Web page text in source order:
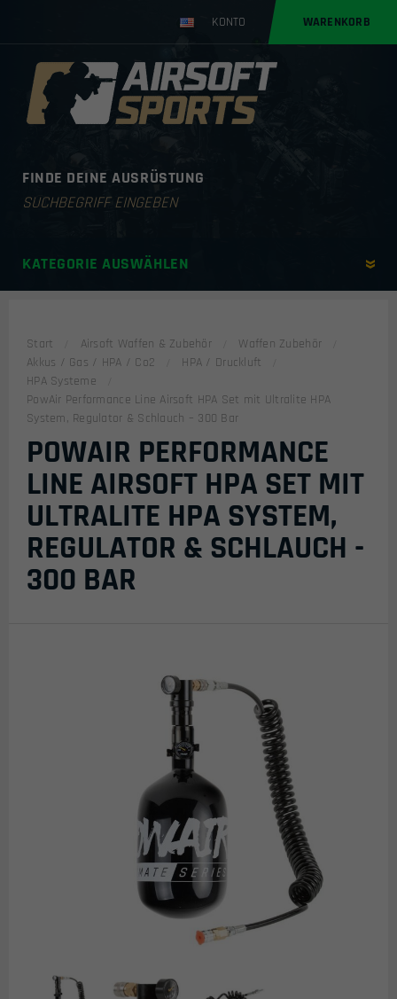
KONTO WARENKORB
FINDE DEINE AUSRÜSTUNG
Products
KATEGORIE AUSWÄHLEN
Start Airsoft Waffen & Zubehör
Waffen Zubehör
Akkus / Gas / HPA / Co2
HPA / Druckluft
HPA Systeme
PowAir Performance Line Airsoft HPA Set mit Ultralite HPA
System, Regulator & Schlauch – 300 Bar
POWAIR PERFORMANCE
LINE AIRSOFT HPA SET MIT
ULTRALITE HPA SYSTEM,
REGULATOR & SCHLAUCH -
300 BAR